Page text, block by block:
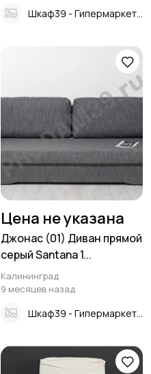
Цена не указана
Джонас (01) Диван прямой
серый Santana 1...
Калининград
9 месяцев назад